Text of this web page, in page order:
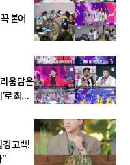
붙어
움 담은
로 최종
경 고백!
”